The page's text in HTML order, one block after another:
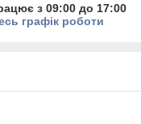
з 09:00 до 17:00
графік роботи